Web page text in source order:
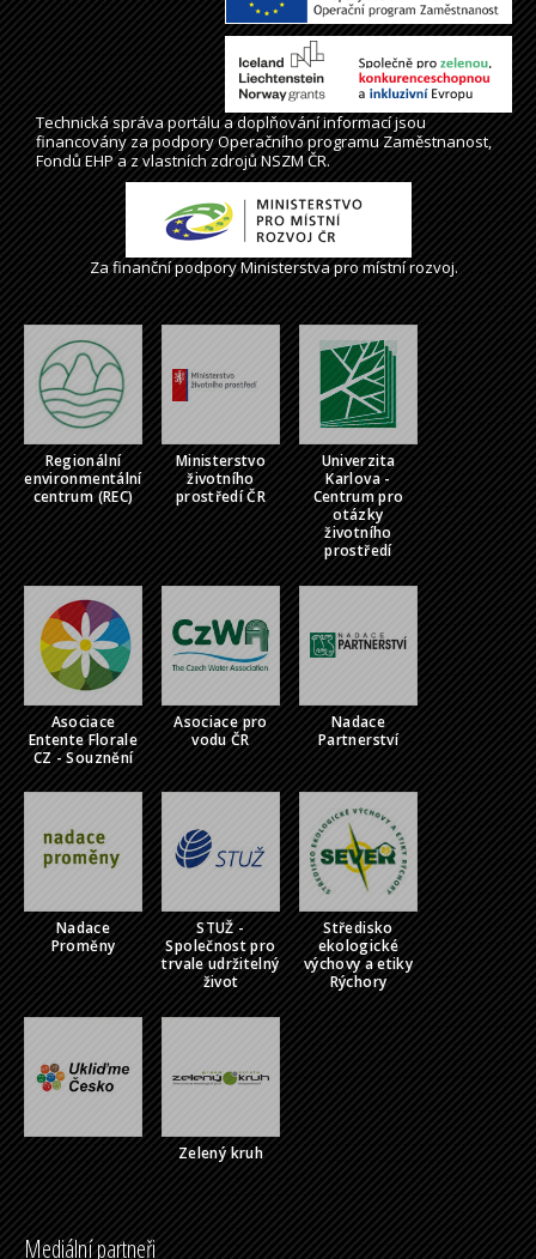
Technická správaportálua doplňování informací jsou
financovány za podpory Operačního programu Zaměstnanost,
Fondů EHP a z vlastních zdrojů NSZM ČR.
Za finanční podpory Ministerstva pro místní rozvoj.
Regionální
environmentální
centrum (REC)
Ministerstvo
životního
prostředí ČR
Univerzita
Karlova -
Centrum pro
otázky
životního
prostředí
Asociace
Entente Florale
CZ - Souznění
Asociace pro
vodu ČR
Nadace
Partnerství
Nadace
Proměny
STUŽ -
Společnost pro
trvale udržitelný
život
Středisko
ekologické
výchovy a etiky
Rýchory
Zelený kruh
Mediální partneři